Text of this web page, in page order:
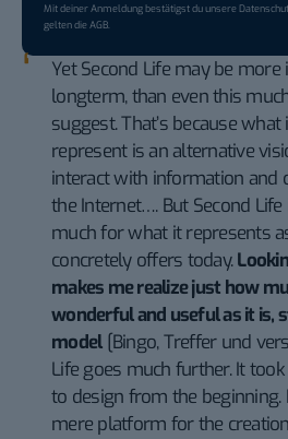
Mit deiner Anmeldung bestätigst du unsere
gelten dieAGB.
Yet Second Life may be
longterm, than even this
suggest. That’s because
represent is an alternative
interact with information and
the Internet…. But Second
much for what it represents
concretely offers today.
makes me realize just how
wonderful and useful as it is,
model[Bingo, Treffer und
Life goes much further. It
to design from the beginning.
mere platform for the